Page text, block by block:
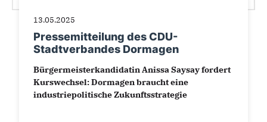
13.05.2025
Pressemitteilung des CDU-
Stadtverbandes Dormagen
Bürgermeisterkandidatin Anissa Saysay fordert
Kurswechsel: Dormagen braucht eine
industriepolitische Zukunftsstrategie